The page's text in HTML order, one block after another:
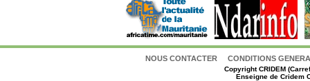
NOUS CONTACTER CONDITIONS
CopyrightCRIDEM
Enseigne de Cridem